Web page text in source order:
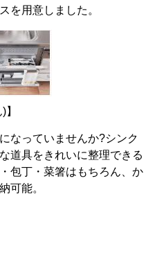
を用意しました。
なっていませんか?シンク
道具をきれいに整理できる
包丁・菜箸はもちろん、か
可能。